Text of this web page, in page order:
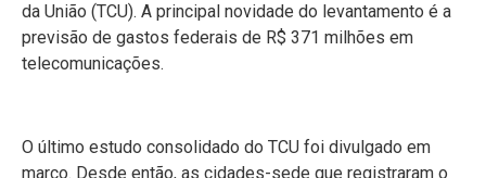
da União (TCU). A principal novidade do levantamento é a
previsão de gastos federais de R$ 371 milhões em
telecomunicações.
O último estudo consolidado do TCU foi divulgado em
março. Desde então, as cidades-sede que registraram o